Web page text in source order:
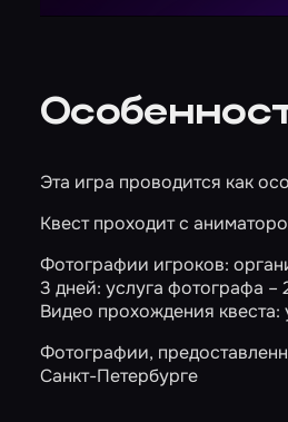
Эта игра проводится как
Квест проходит с
Фотографии игроков:
3 дней: услуга фотографа –
Видео прохождения квеста:
Фотографии,
Санкт-Петербурге